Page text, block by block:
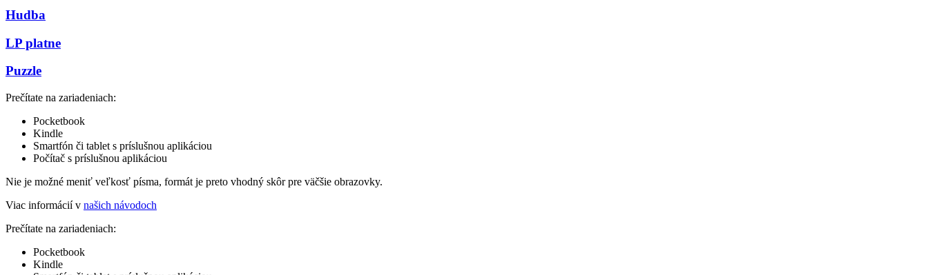
Hudba
LP platne
Puzzle
Prečítate na zariadeniach:
Pocketbook
Kindle
Smartfón či tablet s príslušnou aplikáciou
Počítač s príslušnou aplikáciou
Nie je možné meniť veľkosť písma, formát je preto vhodný skôr pre väčšie obrazovky.
Viac informácií v našich návodoch
Prečítate na zariadeniach:
Pocketbook
Kindle